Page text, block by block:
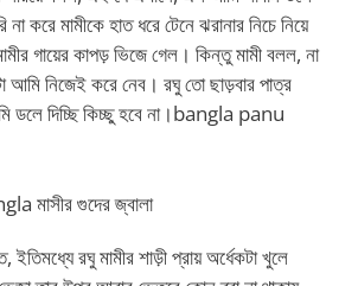
করে মামীকে হাত ধরে টেনে ঝরানার নিচে নিয়ে
গায়ের কাপড় ভিজে গেল। কিন্তু মামী বলল, না
আমি নিজেই করে নেব। রঘু তো ছাড়বার পাত্র
দিচ্ছি কিচ্ছু হবে না।bangla panu
মাসীর গুদের জ্বালা
ইতিমধ্যে রঘু মামীর শাড়ী প্রায় অর্ধেকটা খুলে